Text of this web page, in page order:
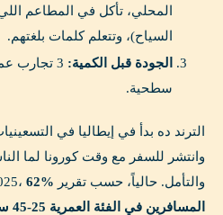
المحلي، تأكل في المطاعم
السياح)، وتتعلم كلمات بلغتهم.
الجودة قبل الكمية:
سطحية.
وانتشر للسفر مع وقت كورونا لما
والتأمل. حالياً، حسب تقرير Booking.com 2025،